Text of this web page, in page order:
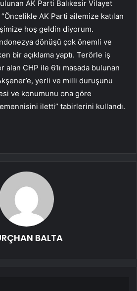
AK Parti Balıkesir Vilayet
AK Parti ailemize katılan
hoş geldin diyorum.
dönüşü çok önemli ve
bir açıklama yaptı. Terörle iş
alan CHP ile 6’lı masada bulunan
yerli ve milli duruşunu
ve konumunu ona göre
iletti” tabirlerini kullandı.
BALTA